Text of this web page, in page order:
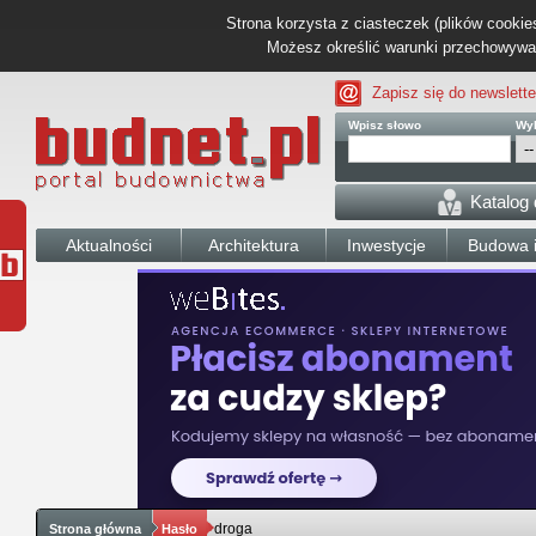
Strona korzysta z ciasteczek (plików
Możesz określić warunki
Zapisz się do
Wpisz słowo
Katalog
Aktualności Architektura Inwestycje Budowa
Strona główna Hasło droga